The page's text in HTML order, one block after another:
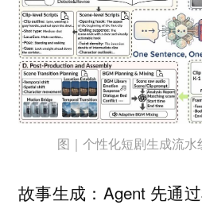
图｜个性化短剧生成流水
故事生成： Agent 先通